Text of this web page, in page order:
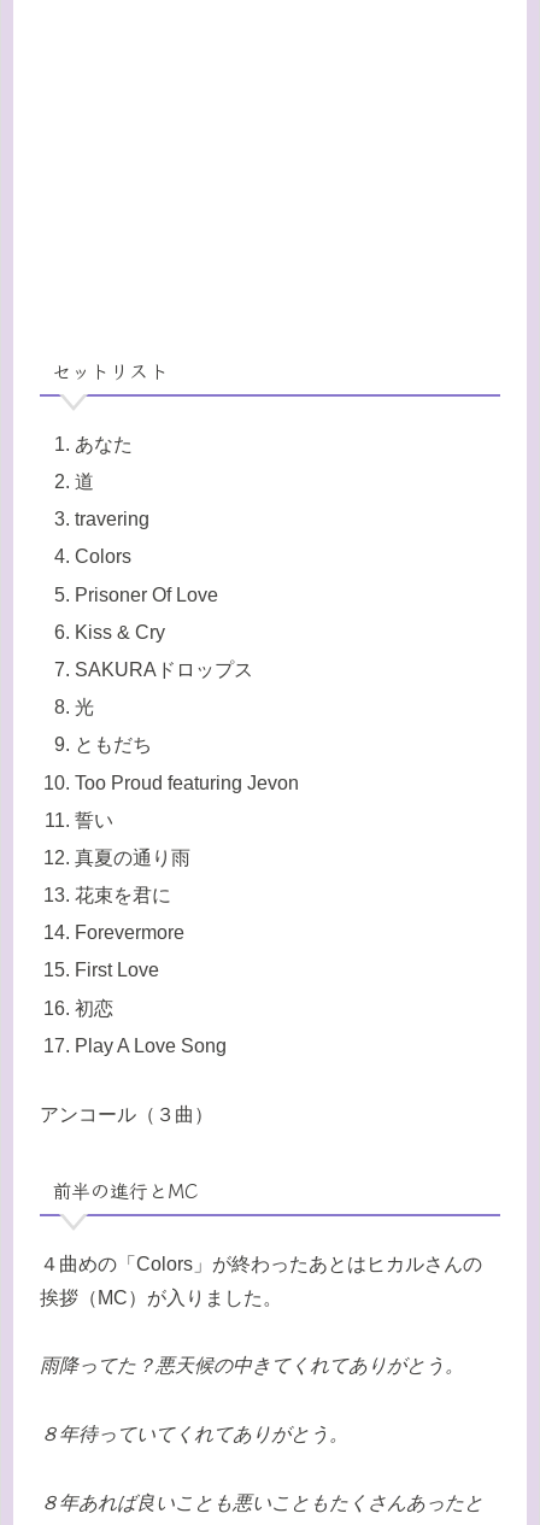
セットリスト
あなた
道
travering
Colors
Prisoner Of Love
Kiss & Cry
SAKURAドロップス
光
ともだち
Too Proud featuring Jevon
誓い
真夏の通り雨
花束を君に
Forevermore
First Love
初恋
Play A Love Song
アンコール（３曲）
前半の進行とMC
４曲めの「Colors」が終わったあとはヒカルさんの
挨拶（MC）が入りました。
雨降ってた？悪天候の中きてくれてありがとう。
８年待っていてくれてありがとう。
８年あれば良いことも悪いこともたくさんあったと